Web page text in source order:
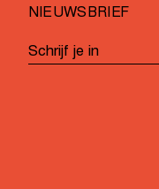
NIEUWSBRIEF
Schrijf je in